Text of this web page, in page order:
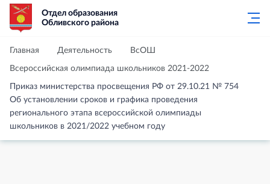
Отдел образования
Обливского района
Главная Деятельность ВсОШ
Всероссийская олимпиада школьников 2021-2022
Приказ министерства просвещения РФ от 29.10.21 № 754
Об установлении сроков и графика проведения
регионального этапа всероссийской олимпиады
школьников в 2021/2022 учебном году